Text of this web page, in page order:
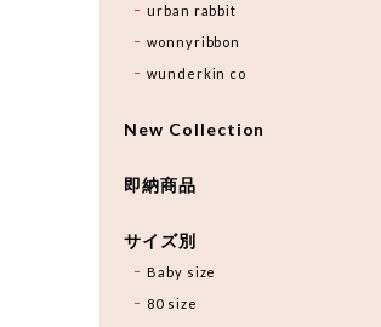
urban rabbit
wonnyribbon
wunderkin co
New Collection
即納商品
サイズ別
Baby size
80 size